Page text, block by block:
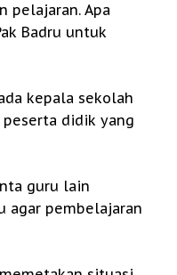
pelajaran. Apa
Badru untuk
kepala sekolah
didik yang
guru lain
agar pembelajaran